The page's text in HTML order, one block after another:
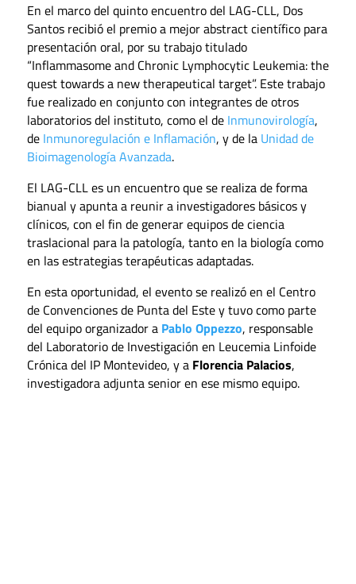
En el marco del quinto encuentro del LAG-CLL, Dos
Santos recibió el premio a mejor abstract científico para
presentación oral, por su trabajo titulado
“Inflammasome and Chronic Lymphocytic Leukemia: the
quest towards a new therapeutical target”. Este trabajo
fue realizado en conjunto con integrantes de otros
laboratorios del instituto, como el de Inmunovirología,
de Inmunoregulación e Inflamación, y de la Unidad de
Bioimagenología Avanzada.
El LAG-CLL es un encuentro que se realiza de forma
bianual y apunta a reunir a investigadores básicos y
clínicos, con el fin de generar equipos de ciencia
traslacional para la patología, tanto en la biología como
en las estrategias terapéuticas adaptadas.
En esta oportunidad, el evento se realizó en el Centro
de Convenciones de Punta del Este y tuvo como parte
del equipo organizador a Pablo Oppezzo, responsable
del Laboratorio de Investigación en Leucemia Linfoide
Crónica del IP Montevideo, y a Florencia Palacios,
investigadora adjunta senior en ese mismo equipo.